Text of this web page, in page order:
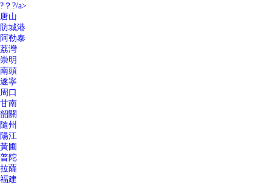
?？?/a>
唐山
防城港
阿勒泰
荔灣
崇明
南頭
遂寧
周口
甘南
韶關
隨州
陽江
黃圃
普陀
拉薩
福建